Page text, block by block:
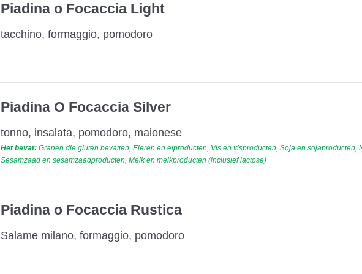
Piadina o Focaccia Light
tacchino, formaggio, pomodoro
Piadina O Focaccia Silver
tonno, insalata, pomodoro, maionese
Het bevat: Granen die gluten bevatten, Eieren en eiproducten, Vis en visproducten, Soja en sojaproducten,
Sesamzaad en sesamzaadproducten, Melk en melkproducten (inclusief lactose)
Piadina o Focaccia Rustica
Salame milano, formaggio, pomodoro